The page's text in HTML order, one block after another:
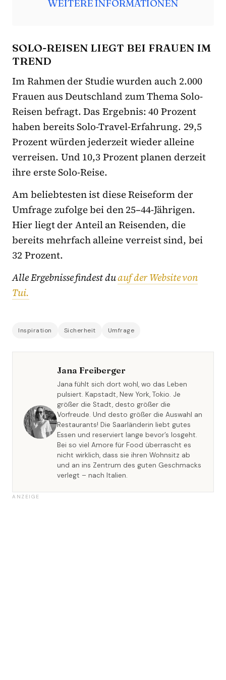
WEITERE INFORMATIONEN
SOLO-REISEN LIEGT BEI FRAUEN IM
TREND
Im Rahmen der Studie wurden auch 2.000
Frauen aus Deutschland zum Thema Solo-
Reisen befragt. Das Ergebnis: 40 Prozent
haben bereits Solo-Travel-Erfahrung. 29,5
Prozent würden jederzeit wieder alleine
verreisen. Und 10,3 Prozent planen derzeit
ihre erste Solo-Reise.
Am beliebtesten ist diese Reiseform der
Umfrage zufolge bei den 25–44-Jährigen.
Hier liegt der Anteil an Reisenden, die
bereits mehrfach alleine verreist sind, bei
32 Prozent.
Alle Ergebnisse findest duauf der Website von
Tui.
Inspiration Sicherheit Umfrage
Jana Freiberger
Jana fühlt sich dort wohl, wo das Leben
pulsiert. Kapstadt, New York, Tokio. Je
größer die Stadt, desto größer die
Vorfreude. Und desto größer die Auswahl an
Restaurants! Die Saarländerin liebt gutes
Essen und reserviert lange bevor’s losgeht.
Bei so viel Amore für Food überrascht es
nicht wirklich, dass sie ihren Wohnsitz ab
und an ins Zentrum des guten Geschmacks
verlegt – nach Italien.
ANZEIGE